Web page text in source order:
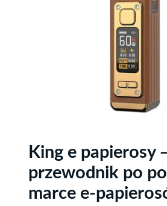
King e papierosy
przewodnik po
marce e-